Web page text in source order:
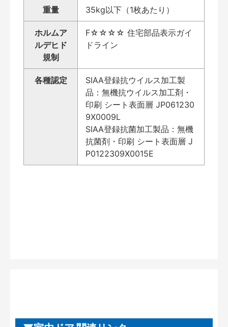
重量 35kg以下（1枚あたり）
ホルムア
ルデヒド
規制
F☆☆☆☆ 住宅部品表示ガイ
ドライン
各種認定
SIAA登録抗ウイルス加工製
品：無機抗ウイルス加工剤・
印刷 シート表面層 JP061230
9X0009L
SIAA登録抗菌加工製品：無機
抗菌剤・印刷 シート表面層 J
P0122309X0015E